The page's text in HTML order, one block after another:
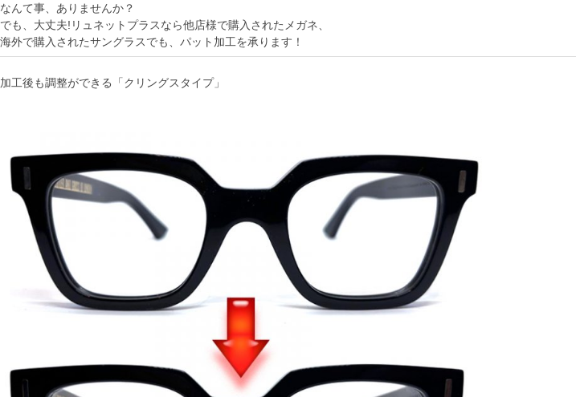
なんて事、ありませんか？
でも、大丈夫!リュネットプラスなら他店様で購入されたメガネ、
海外で購入されたサングラスでも、パット加工を承ります！
加工後も調整ができる「クリングスタイプ」